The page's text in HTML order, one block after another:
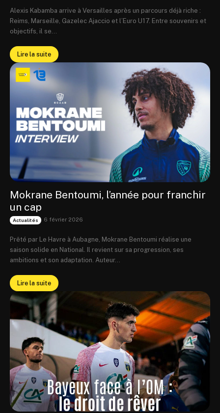
Alexis Kabamba arrive à Versailles après un parcours déjà riche :
Reims, Marseille, Gazelec Ajaccio et l’Euro U17. Entre souvenirs et
objectifs, il se...
Lire la suite
Mokrane Bentoumi, l’année pour franchir
un cap
Actualités 6 février 2026
Prêté par Le Havre à Aubagne, Mokrane Bentoumi réalise une
saison solide en National. Il revient sur sa progression, ses
ambitions et son adaptation. Auteur...
Lire la suite